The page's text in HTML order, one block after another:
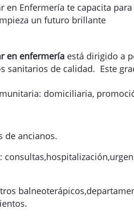
en Enfermería te capacita
un futuro brillante
en enfermería está dirigido a
sanitarios de calidad. Este
domiciliaria,
de ancianos.